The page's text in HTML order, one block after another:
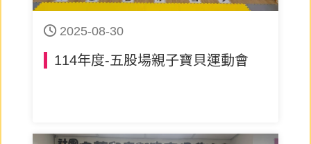
2025-08-30
114年度-五股場親子寶貝運動會